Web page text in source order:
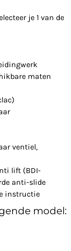
je 1 van de
maten
ventiel,
lift (BDI-
anti-slide
instructie
model: